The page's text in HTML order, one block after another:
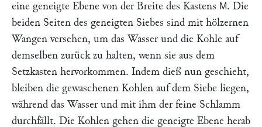
eine geneigte Ebene von der Breite des Kastens M. Die
beiden Seiten des geneigten Siebes sind mit hölzernen
Wangen versehen, um das Wasser und die Kohle auf
demselben zurück zu halten, wenn sie aus dem
Setzkasten hervorkommen. Indem dieß nun geschieht,
bleiben die gewaschenen Kohlen auf dem Siebe liegen,
während das Wasser und mit ihm der feine Schlamm
durchfällt. Die Kohlen gehen die geneigte Ebene herab